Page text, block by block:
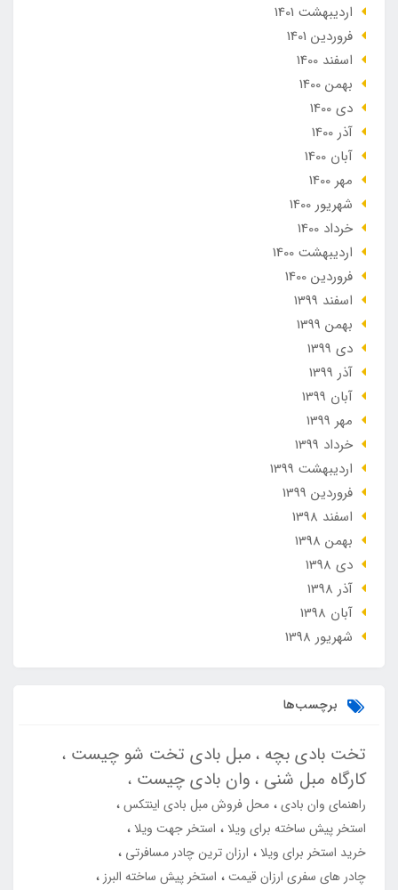
ارديبهشت 1401
فروردین 1401
اسفند 1400
بهمن 1400
دی 1400
آذر 1400
آبان 1400
مهر 1400
شهریور 1400
خرداد 1400
ارديبهشت 1400
فروردین 1400
اسفند 1399
بهمن 1399
دی 1399
آذر 1399
آبان 1399
مهر 1399
خرداد 1399
ارديبهشت 1399
فروردین 1399
اسفند 1398
بهمن 1398
دی 1398
آذر 1398
آبان 1398
شهریور 1398
برچسب‌ها
تخت بادی بچه مبل بادی تخت شو چیست
کارگاه مبل شنی وان بادی چیست
راهنمای وان بادی محل فروش مبل بادی اینتکس
استخر پیش ساخته برای ویلا
استخر جهت ویلا
خرید استخر برای ویلا
ارزان ترین چادر مسافرتی
چادر های سفری ارزان قیمت
استخر پیش ساخته البرز